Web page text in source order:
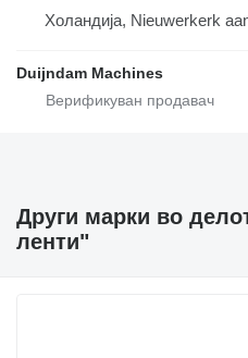
Холандија, Nieuwerkerk
Duijndam Machines
Други марки во
ленти"